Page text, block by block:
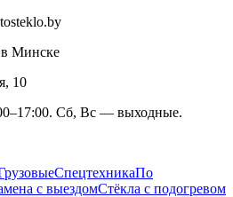
в Минске
10
Сб, Вс — выходные.
СпецтехникаПо
с выездомСтёкла с подогревом